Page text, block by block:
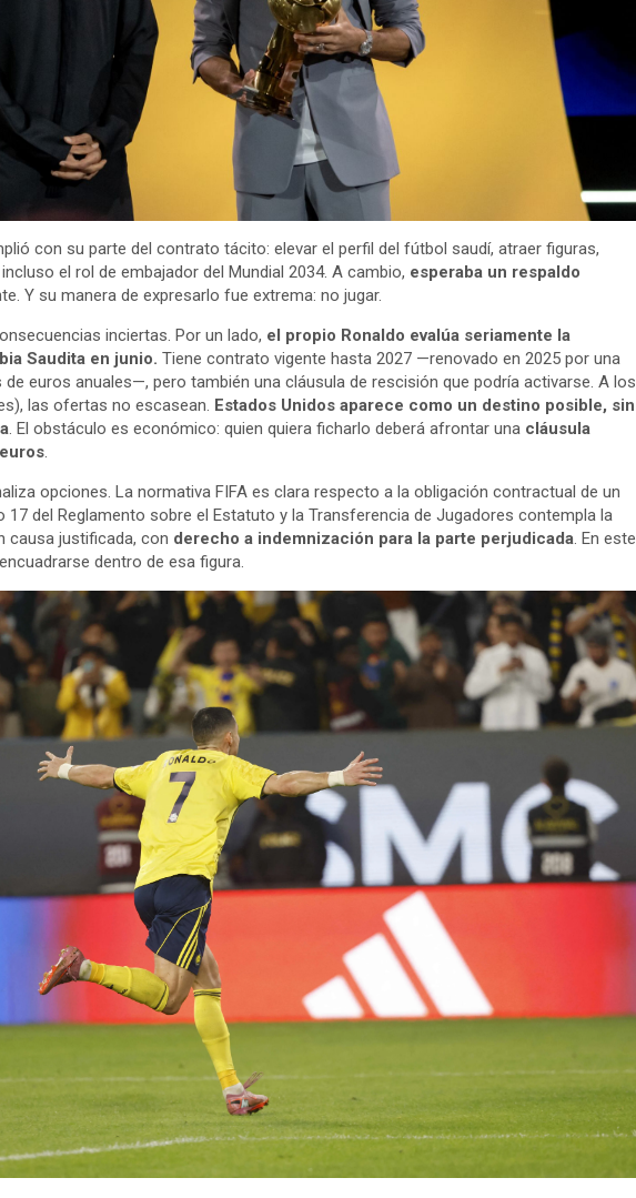
con su parte del contrato tácito: elevar el perfil del fútbol saudí, atraer figuras,
el rol de embajador del Mundial 2034. A cambio, esperaba un respaldo
Y su manera de expresarlo fue extrema: no jugar.
inciertas. Por un lado, el propio Ronaldo evalúa seriamente la
Saudita en junio. Tiene contrato vigente hasta 2027 —renovado en 2025 por una
euros anuales—, pero también una cláusula de rescisión que podría activarse. A los
las ofertas no escasean. Estados Unidos aparece como un destino posible, sin
. El obstáculo es económico: quien quiera ficharlo deberá afrontar una cláusula
.
opciones. La normativa FIFA es clara respecto a la obligación contractual de un
del Reglamento sobre el Estatuto y la Transferencia de Jugadores contempla la
causa justificada, con derecho a indemnización para la parte perjudicada. En este
dentro de esa figura.